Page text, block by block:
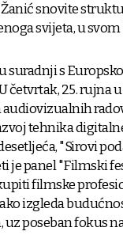
snovite
svijeta, u
suradnji s
25. rujna
tehnika
"Sirovi
je panel "Filmski
filmske
izgleda
poseban fokus